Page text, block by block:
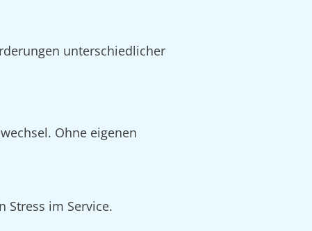
unterschiedlicher
Ohne eigenen
Stress im Service.